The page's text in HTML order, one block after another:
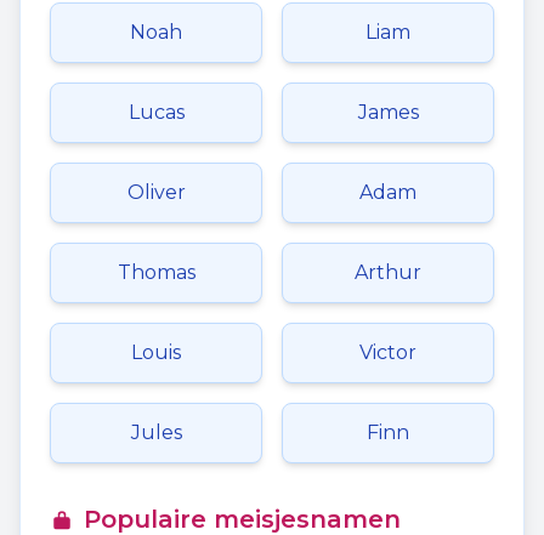
Noah Liam
Lucas James
Oliver Adam
Thomas Arthur
Louis Victor
Jules Finn
Populaire meisjesnamen